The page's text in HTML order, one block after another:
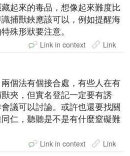
起來的毒品，想像起來難度比
捕獸鋏應該可以，例如提醒海
殊形狀要注意。
Link in context Link
個法有個接合處，有些人在有
夾，但實名登記一定要有誘
議可以討論。或許也還要找關
仁，聽聽是不是有什麼窒礙難
Link in context Link